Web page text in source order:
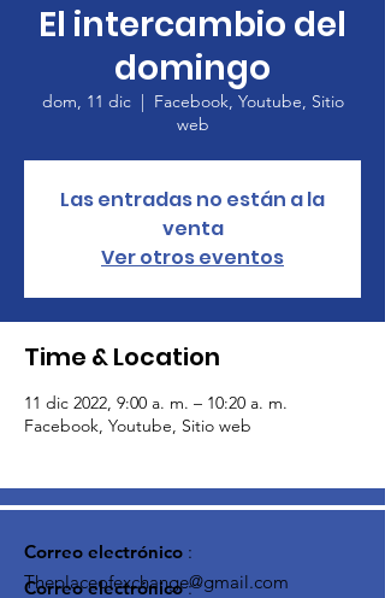
El intercambio del
domingo
dom, 11 dic
  |
Facebook, Youtube, Sitio
web
Las entradas no están a la
venta
Ver otros eventos
Time & Location
11 dic 2022, 9:00 a. m. – 10:20 a. m.
Facebook, Youtube, Sitio web
Correo electrónico :
Theplaceofexchange@gmail.com
Correo electrónico: